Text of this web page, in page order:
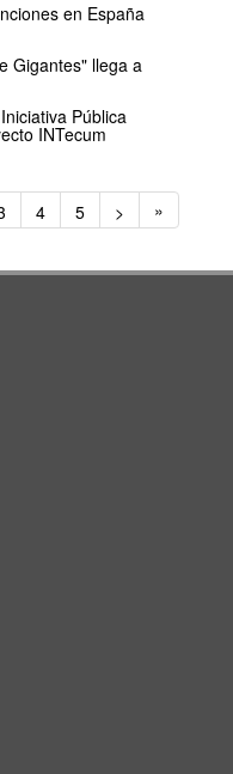
en España
Gigantes" llega a
Pública
INTecum
4 5 > »